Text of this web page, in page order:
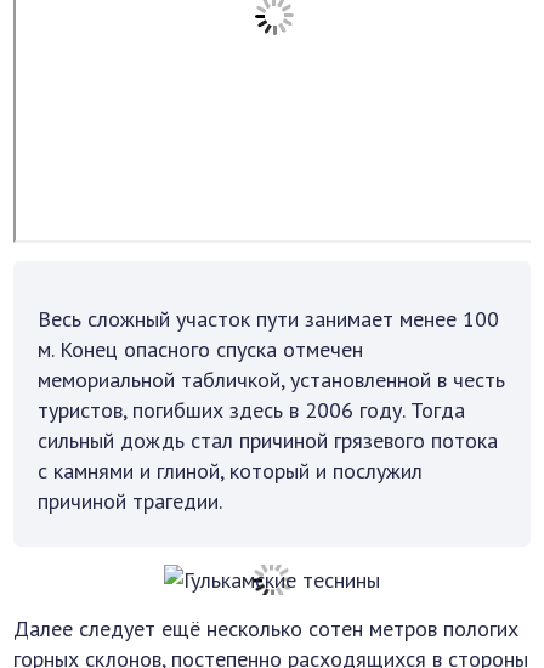
Весь сложный участок пути занимает менее 100
м. Конец опасного спуска отмечен
мемориальной табличкой, установленной в честь
туристов, погибших здесь в 2006 году. Тогда
сильный дождь стал причиной грязевого потока
с камнями и глиной, который и послужил
причиной трагедии.
Далее следует ещё несколько сотен метров пологих
горных склонов, постепенно расходящихся в стороны